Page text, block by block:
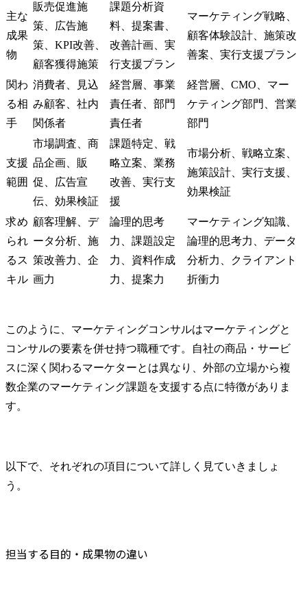
る土台整備、各種販路戦
略とともに直営における
PL改善を実施中。
【得られた効果】
マーケティング戦略にEC
を組みこむことにより、
出店直後から順調な売上
推移。
EC専売品なども展開し売
上は拡大中。
飲料メーカー
【案件背景】
楽天市場でのシェア拡大
をしていくため、前年比
以上の成長を目指す。
【提案・実施施策】
楽天市場のメーカーソリ
ューションの最善の活か
し方を提示。
を実施している。
現在では、楽天市場だけ
でなくAmazonにもコンサ
ルティングの幅を広げて
いる。
標計画に向かって、
る自身の専
など
主な
成果
物
販売促進施
策、広告施
策、KPI改善、
顧客獲得施策
課題分析資
料、提案書、
改善計画、実
行支援プラン
マーケティング戦略、
顧客体験設計、施策改
善案、実行支援プラン
関わ
る相
手
消費者、見込
み顧客、社内
関係者
経営層、事業
責任者、部門
責任者
経営層、CMO、マー
ケティング部門、営業
部門
支援
範囲
市場調査、商
品企画、販
促、広告宣
伝、効果検証
課題特定、戦
略立案、業務
改善、実行支
援
市場分析、戦略立案、
施策設計、実行支援、
効果検証
求め
られ
るス
キル
顧客理解、デ
ータ分析、施
策改善力、企
画力
論理的思考
力、課題設定
力、資料作成
力、提案力
マーケティング知識、
論理的思考力、データ
分析力、クライアント
折衝力
このように、マーケティングコンサルはマーケティングと
コンサルの要素を併せ持つ職種です。自社の商品・サービ
スに深く関わるマーケターとは異なり、外部の立場から複
数企業のマーケティング課題を支援する点に特徴がありま
す。
以下で、それぞれの項目について詳しく見ていきましょ
う。
担当する目的・成果物の違い